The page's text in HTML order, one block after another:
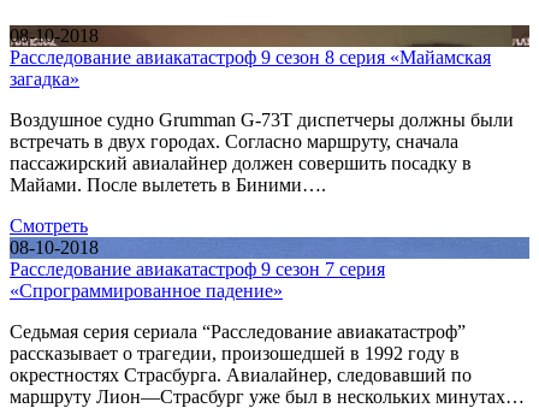
08-10-2018
Расследование авиакатастроф 9 сезон 8 серия «Майамская
загадка»
Воздушное судно Grumman G-73T диспетчеры должны были
встречать в двух городах. Согласно маршруту, сначала
пассажирский авиалайнер должен совершить посадку в
Майами. После вылететь в Биними….
Смотреть
08-10-2018
Расследование авиакатастроф 9 сезон 7 серия
«Спрограммированное падение»
Седьмая серия сериала “Расследование авиакатастроф”
рассказывает о трагедии, произошедшей в 1992 году в
окрестностях Страсбурга. Авиалайнер, следовавший по
маршруту Лион—Страсбург уже был в нескольких минутах…